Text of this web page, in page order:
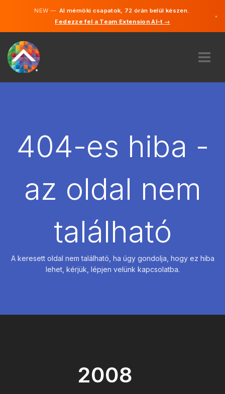
NEW —AI mérnöki csapatok, 72 órán belül készen.
Fedezze fel a Team Extension AI-t →
×
BÉREL
404-es hiba -
az oldal nem
található
A keresett oldal nem található, ha úgy gondolja, hogy ez hiba
lehet, kérjük, lépjen velünk kapcsolatba.
2008